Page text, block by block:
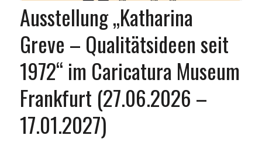
Ausstellung „Katharina
Greve – Qualitätsideen seit
1972“ im Caricatura Museum
Frankfurt (27.06.2026 –
17.01.2027)